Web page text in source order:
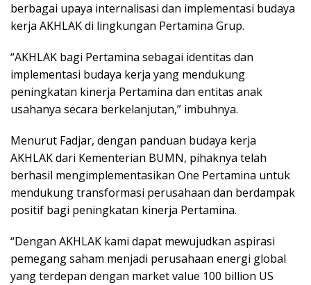
berbagai upaya internalisasi dan implementasi budaya
kerja AKHLAK di lingkungan Pertamina Grup.
“AKHLAK bagi Pertamina sebagai identitas dan
implementasi budaya kerja yang mendukung
peningkatan kinerja Pertamina dan entitas anak
usahanya secara berkelanjutan,” imbuhnya.
Menurut Fadjar, dengan panduan budaya kerja
AKHLAK dari Kementerian BUMN, pihaknya telah
berhasil mengimplementasikan One Pertamina untuk
mendukung transformasi perusahaan dan berdampak
positif bagi peningkatan kinerja Pertamina.
“Dengan AKHLAK kami dapat mewujudkan aspirasi
pemegang saham menjadi perusahaan energi global
yang terdepan dengan market value 100 billion US